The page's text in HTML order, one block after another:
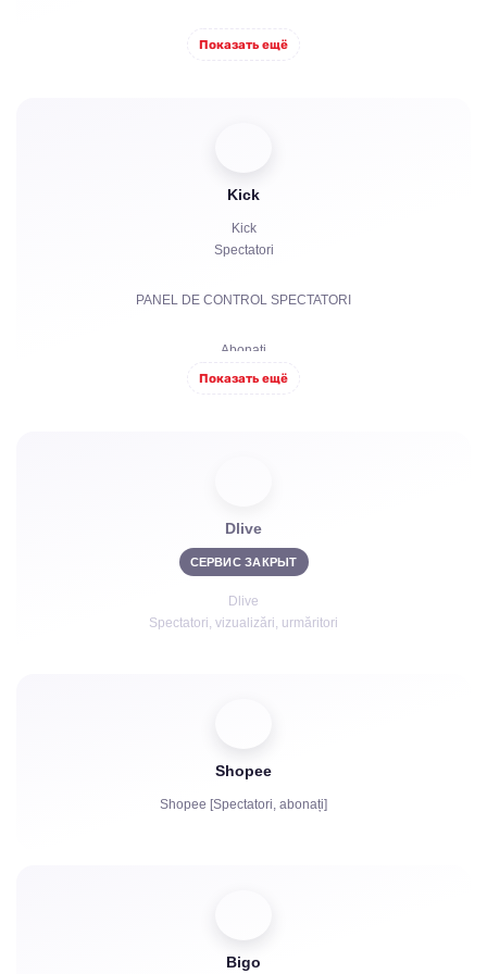
Показать ещё
Kick
Kick
Spectatori
PANEL DE CONTROL SPECTATORI
Abonați
Показать ещё
Dlive
СЕРВИС ЗАКРЫТ
Dlive
Spectatori, vizualizări, urmăritori
Shopee
Shopee [Spectatori, abonați]
Bigo